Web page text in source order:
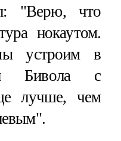
"Верю, что
нокаутом.
устроим в
Бивола с
лучше, чем